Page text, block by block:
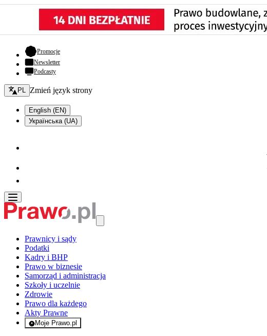
Promocje- otwiera się w nowej karcie
Newsletter
Podcasty
Zmień język - bieżący:
PL Zmień język strony
English (EN)
Українська (UA)
Prawnicy i sądy
Podatki
Kadry i BHP
Prawo w biznesie
Samorząd i administracja
Szkoły i uczelnie
Zdrowie
Prawo dla każdego
Akty Prawne
Moje Prawo.pl
- rejestracja i logowanie do serwisu